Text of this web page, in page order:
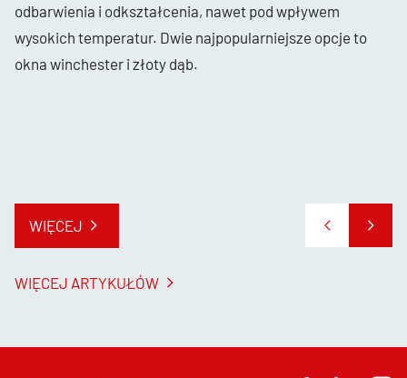
odbarwienia i odkształcenia, nawet pod wpływem
wysokich temperatur. Dwie najpopularniejsze opcje to
okna winchester i złoty dąb.
WIĘCEJ
WIĘCEJ ARTYKUŁÓW